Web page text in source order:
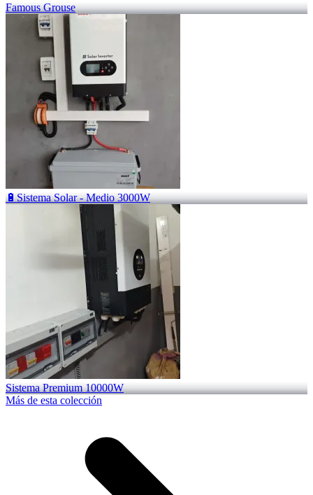
Famous Grouse
🔋Sistema Solar - Medio 3000W
Sistema Premium 10000W
Más de esta colección